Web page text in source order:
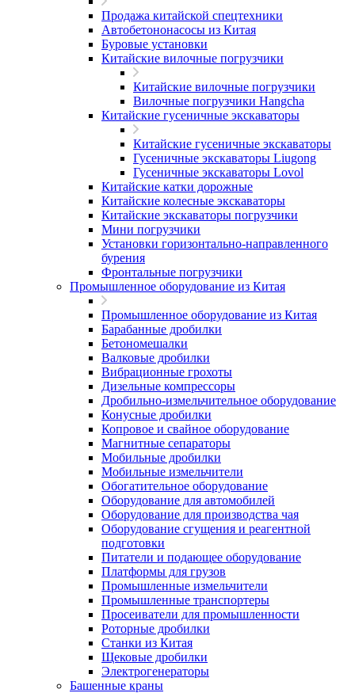
Продажа китайской спецтехники
Автобетононасосы из Китая
Буровые установки
Китайские вилочные погрузчики
Китайские вилочные погрузчики
Вилочные погрузчики Hangcha
Китайские гусеничные экскаваторы
Китайские гусеничные экскаваторы
Гусеничные экскаваторы Liugong
Гусеничные экскаваторы Lovol
Китайские катки дорожные
Китайские колесные экскаваторы
Китайские экскаваторы погрузчики
Мини погрузчики
Установки горизонтально-направленного
бурения
Фронтальные погрузчики
Промышленное оборудование из Китая
Промышленное оборудование из Китая
Барабанные дробилки
Бетономешалки
Валковые дробилки
Вибрационные грохоты
Дизельные компрессоры
Дробильно-измельчительное оборудование
Конусные дробилки
Копровое и свайное оборудование
Магнитные сепараторы
Мобильные дробилки
Мобильные измельчители
Обогатительное оборудование
Оборудование для автомобилей
Оборудование для производства чая
Оборудование сгущения и реагентной
подготовки
Питатели и подающее оборудование
Платформы для грузов
Промышленные измельчители
Промышленные транспортеры
Просеиватели для промышленности
Роторные дробилки
Станки из Китая
Щековые дробилки
Электрогенераторы
Башенные краны